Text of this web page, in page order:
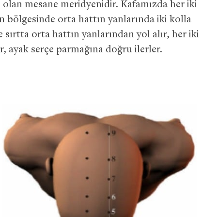
mesane meridyenidir. Kafamızda her iki
bölgesinde orta hattın yanlarında iki kolla
orta hattın yanlarından yol alır, her iki
ayak serçe parmağına doğru ilerler.